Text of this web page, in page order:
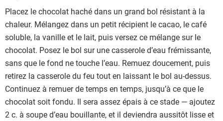
Placez le chocolat haché dans un grand bol résistant à la
chaleur. Mélangez dans un petit récipient le cacao, le café
soluble, la vanille et le lait, puis versez ce mélange sur le
chocolat. Posez le bol sur une casserole d’eau frémissante,
sans que le fond ne touche l’eau. Remuez doucement, puis
retirez la casserole du feu tout en laissant le bol au-dessus.
Continuez à remuer de temps en temps, jusqu’à ce que le
chocolat soit fondu. Il sera assez épais à ce stade — ajoutez
2 c. à soupe d’eau bouillante, et il deviendra aussitôt lisse et